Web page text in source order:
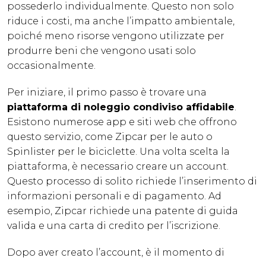
possederlo individualmente. Questo non solo
riduce i costi, ma anche l’impatto ambientale,
poiché meno risorse vengono utilizzate per
produrre beni che vengono usati solo
occasionalmente.
Per iniziare, il primo passo è trovare una
piattaforma di noleggio condiviso affidabile.
Esistono numerose app e siti web che offrono
questo servizio, come Zipcar per le auto o
Spinlister per le biciclette. Una volta scelta la
piattaforma, è necessario creare un account.
Questo processo di solito richiede l’inserimento di
informazioni personali e di pagamento. Ad
esempio, Zipcar richiede una patente di guida
valida e una carta di credito per l’iscrizione.
Dopo aver creato l’account, è il momento di